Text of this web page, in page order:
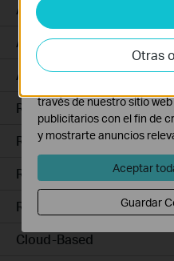
Access Max
Access
Access Pro
Routers Ethernet
Routers Wi-Fi
Routers 5G/4G
Routers Integrados
Cloud-Based
Otras
Cookies de Análisis y de
Las cookies de análisis
actividades en nuestro
adaptar la funcionalidad
través de nuestro sitio
publicitarios con el fin de
y mostrarte anuncios
Aceptar
Guardar